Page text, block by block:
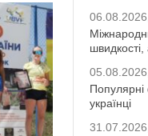
швидкості,
українці